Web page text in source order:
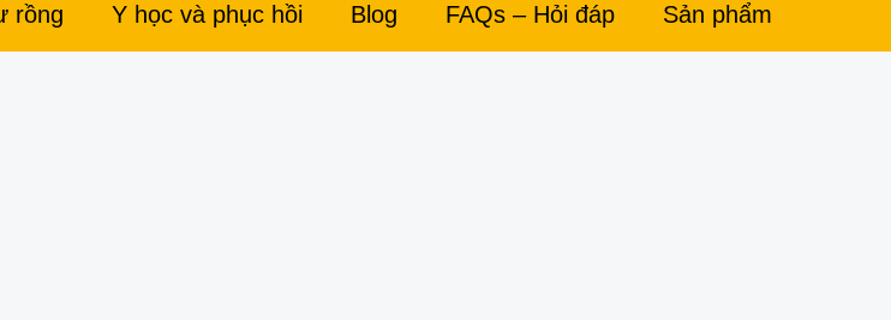
rồng Y học và phục hồi Blog FAQs – Hỏi đáp Sản phẩm